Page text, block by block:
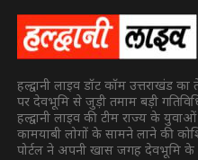
हल्द्वानी लाइव डॉट कॉम उत्तराखंड
पर देवभूमि से जुड़ी तमाम बड़ी
हल्द्वानी लाइव की टीम राज्य के
कामयाबी लोगों के सामने लाने की
पोर्टल ने अपनी खास जगह देवभूमि के